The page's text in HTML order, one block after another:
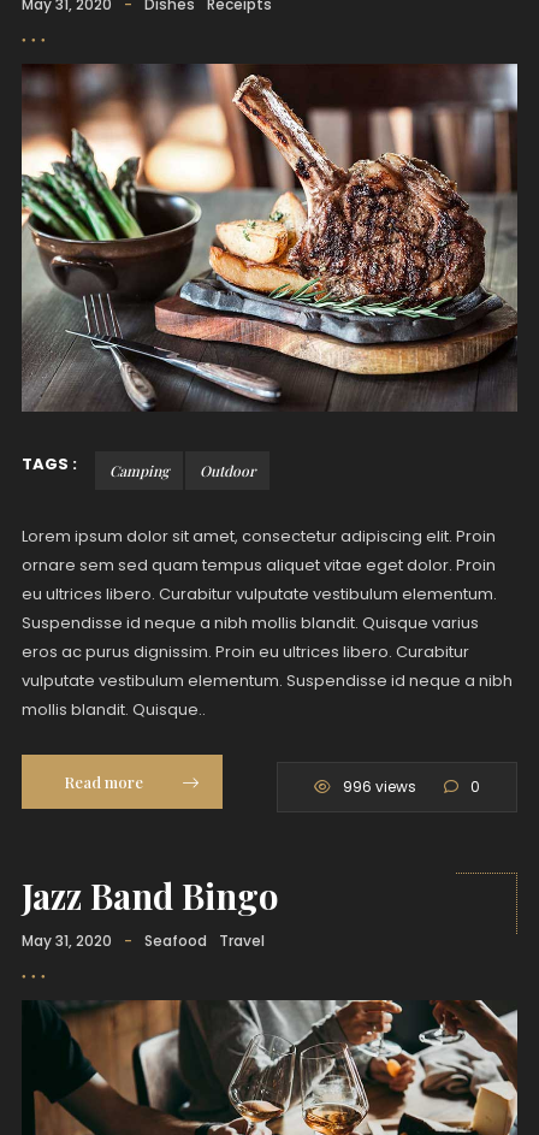
May 31, 2020 - Dishes Receipts
TAGS : Camping Outdoor
Lorem ipsum dolor sit amet, consectetur adipiscing elit. Proin
ornare sem sed quam tempus aliquet vitae eget dolor. Proin
eu ultrices libero. Curabitur vulputate vestibulum elementum.
Suspendisse id neque a nibh mollis blandit. Quisque varius
eros ac purus dignissim. Proin eu ultrices libero. Curabitur
vulputate vestibulum elementum. Suspendisse id neque a nibh
mollis blandit. Quisque..
Read more 996 views 0
Jazz Band Bingo
May 31, 2020 - Seafood Travel